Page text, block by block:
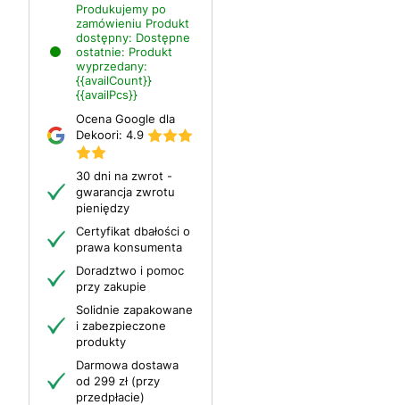
Produkujemy po
zamówieniu Produkt
dostępny: Dostępne
ostatnie: Produkt
wyprzedany:
{{availCount}}
{{availPcs}}
Ocena Google dla
Dekoori: 4.9
30 dni na zwrot -
gwarancja zwrotu
pieniędzy
Certyfikat dbałości o
prawa konsumenta
Doradztwo i pomoc
przy zakupie
Solidnie zapakowane
i zabezpieczone
produkty
Darmowa dostawa
od 299 zł (przy
przedpłacie)